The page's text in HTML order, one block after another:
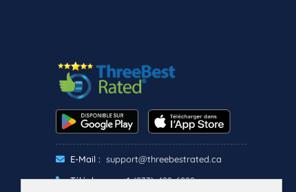
E-Mail : support@threebestrated.ca
Téléphone : +1 (833)-488-6888